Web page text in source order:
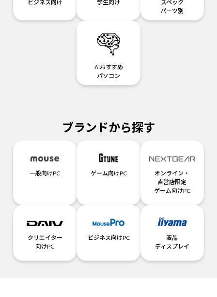
ビジネス向け 学生向け
スペック
パーツ別
AIおすすめ
パソコン
ブランドから探す
一般向けPC ゲーム向けPC
オンライン・
直営店限定
ゲーム向けPC
クリエイター
向けPC
ビジネス向けPC
液晶
ディスプレイ